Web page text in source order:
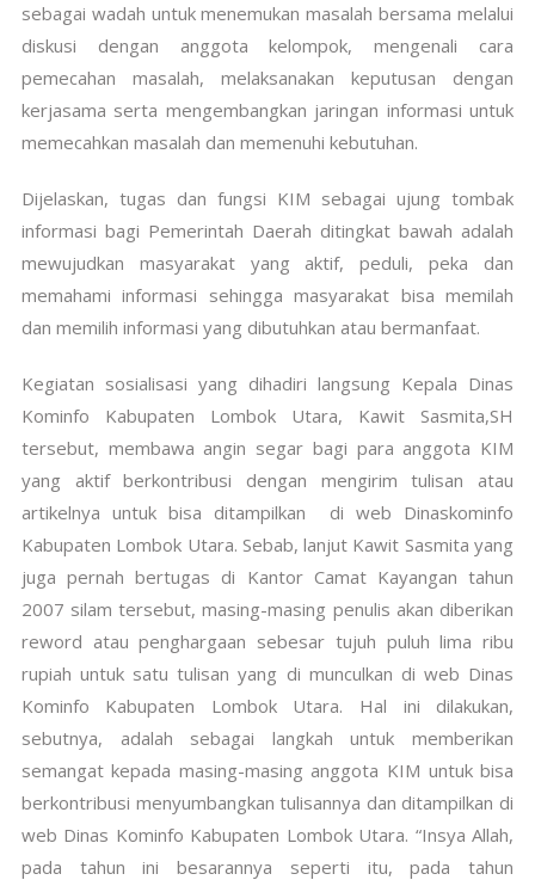
sebagai wadah untuk menemukan masalah bersama melalui
diskusi dengan anggota kelompok, mengenali cara
pemecahan masalah, melaksanakan keputusan dengan
kerjasama serta mengembangkan jaringan informasi untuk
memecahkan masalah dan memenuhi kebutuhan.
Dijelaskan, tugas dan fungsi KIM sebagai ujung tombak
informasi bagi Pemerintah Daerah ditingkat bawah adalah
mewujudkan masyarakat yang aktif, peduli, peka dan
memahami informasi sehingga masyarakat bisa memilah
dan memilih informasi yang dibutuhkan atau bermanfaat.
Kegiatan sosialisasi yang dihadiri langsung Kepala Dinas
Kominfo Kabupaten Lombok Utara, Kawit Sasmita,SH
tersebut, membawa angin segar bagi para anggota KIM
yang aktif berkontribusi dengan mengirim tulisan atau
artikelnya untuk bisa ditampilkan di web Dinaskominfo
Kabupaten Lombok Utara. Sebab, lanjut Kawit Sasmita yang
juga pernah bertugas di Kantor Camat Kayangan tahun
2007 silam tersebut, masing-masing penulis akan diberikan
reword atau penghargaan sebesar tujuh puluh lima ribu
rupiah untuk satu tulisan yang di munculkan di web Dinas
Kominfo Kabupaten Lombok Utara. Hal ini dilakukan,
sebutnya, adalah sebagai langkah untuk memberikan
semangat kepada masing-masing anggota KIM untuk bisa
berkontribusi menyumbangkan tulisannya dan ditampilkan di
web Dinas Kominfo Kabupaten Lombok Utara. “Insya Allah,
pada tahun ini besarannya seperti itu, pada tahun